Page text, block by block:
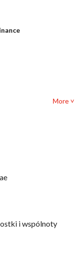
More ˅
i wspólnoty